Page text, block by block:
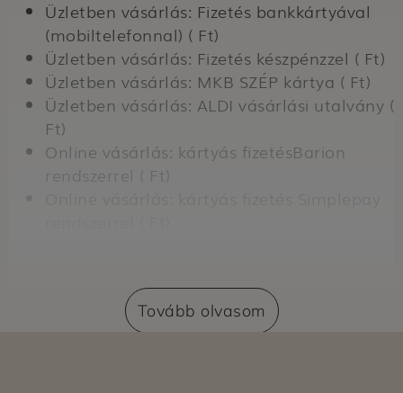
Üzletben vásárlás: Fizetés bankkártyával
(mobiltelefonnal) ( Ft)
Üzletben vásárlás: Fizetés készpénzzel ( Ft)
Üzletben vásárlás: MKB SZÉP kártya ( Ft)
Üzletben vásárlás: ALDI vásárlási utalvány (
Ft)
Online vásárlás: kártyás fizetésBarion
rendszerrel ( Ft)
Online vásárlás: Átvételkor történő fizetés
bankkártyával ( Ft)Tovább olvasom